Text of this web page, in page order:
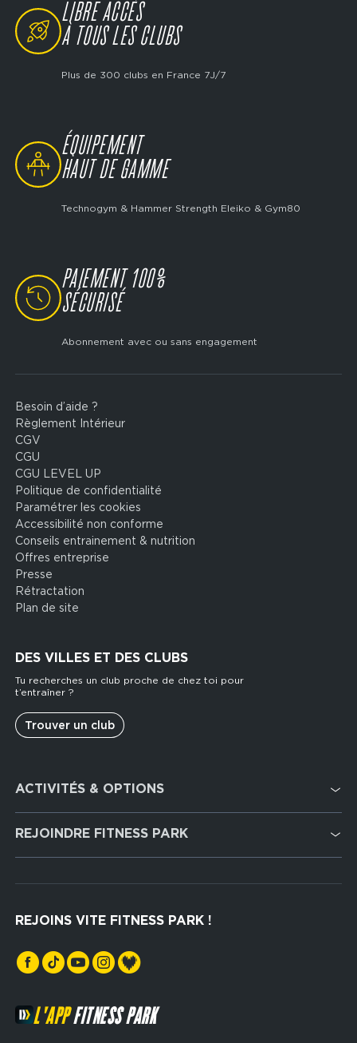
SVG
LIBRE ACCÈS
À TOUS LES CLUBS
Plus de 300 clubs en France 7J/7
SVG
ÉQUIPEMENT
HAUT DE GAMME
Technogym & Hammer Strength Eleiko & Gym80
SVG
PAIEMENT 100%
SÉCURISÉ
Abonnement avec ou sans engagement
Footer
legal
Besoin d’aide ?
Règlement Intérieur
CGV
CGU
CGU LEVEL UP
Politique de confidentialité
Paramétrer les cookies
Accessibilité non conforme
Conseils entrainement & nutrition
Offres entreprise
Presse
Rétractation
Plan de site
DES VILLES ET DES CLUBS
Tu recherches un club proche de chez toi pour
t’entraîner ?
Trouver un club
services
ACTIVITÉS & OPTIONS
Cardio Training
Musculation
Hyrox Zone
Cross Training
REJOINDRE FITNESS PARK
REJOINS VITE FITNESS PARK !
L'APPFITNESS PARK